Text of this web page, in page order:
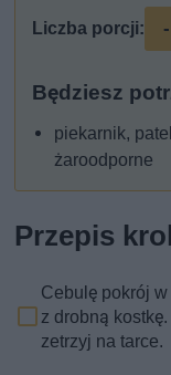
Liczba porcji: -
Będziesz
piekarnik,
żaroodporne
Przepis
Cebulę pokrój
z drobną
zetrzyj na tarce.